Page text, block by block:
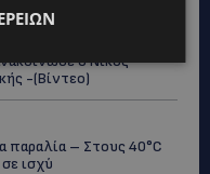
ο Νίκος
-(Βίντεο)
παραλία – Στους 40°C
ισχύ